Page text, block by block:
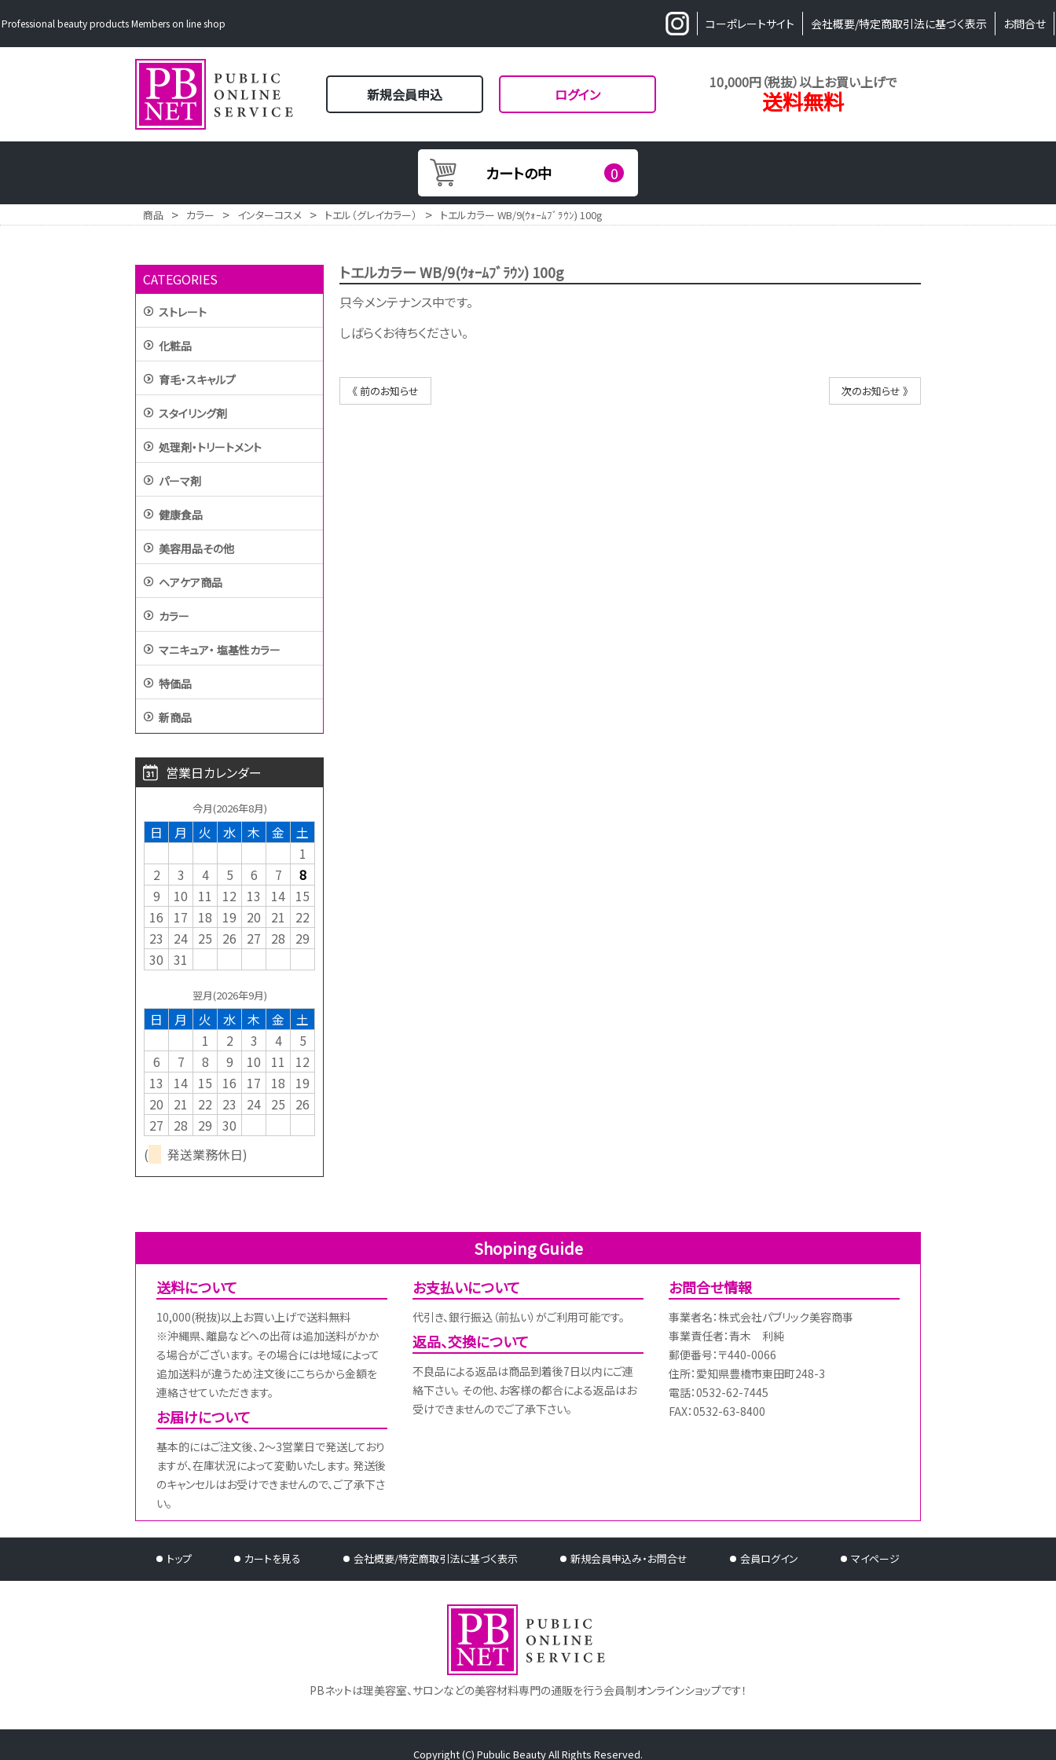
Professional beauty products Members on line shop コーポレートサイト 会社概要/特定商取引法に基づく表示 お問合せ
新規会員申込 ログイン
10,000円（税抜）以上お買い上げで
送料無料
カートの中 0
商品 > カラー > インターコスメ > トエル（グレイカラー） > トエルカラー WB/9(ｳｫｰﾑﾌﾞﾗｳﾝ) 100g
トエルカラー WB/9(ｳｫｰﾑﾌﾞﾗｳﾝ) 100g
只今メンテナンス中です。
しばらくお待ちください。
《 前のお知らせ 次のお知らせ 》
CATEGORIES
ストレート
化粧品
育毛・スキャルプ
スタイリング剤
処理剤・トリートメント
パーマ剤
健康食品
美容用品その他
ヘアケア商品
カラー
マニキュア・ 塩基性カラー
特価品
新商品
営業日カレンダー
今月(2026年8月)
日 月 火 水 木 金
土
1
2
3 4 5 6 7
8
9
10 11 12 13 14 15
16
17 18 19 20 21
22
23
24 25 26 27 28
29
30 31
翌月(2026年9月)
日 月 火 水 木 金
土
1
2 3 4
5
6
7 8 9 10 11
12
13
14 15 16 17 18
19
20
21 22 23 24 25
26
27
28 29 30
(
発送業務休日)
Shoping Guide
送料について
10,000(税抜)以上お買い上げで送料無料
※沖縄県、離島などへの出荷は追加送料がかか
る場合がございます。 その場合には地域によって
追加送料が違うため注文後にこちらから金額を
連絡させていただきます。
お届けについて
基本的にはご注文後、2～3営業日で発送しており
ますが、在庫状況によって変動いたします。 発送後
のキャンセルはお受けできませんので、ご了承下さ
い。
お支払いについて
代引き、銀行振込（前払い）がご利用可能です。
返品、交換について
不良品による返品は商品到着後7日以内にご連
絡下さい。 その他、お客様の都合による返品はお
受けできませんのでご了承下さい。
お問合せ情報
事業者名：株式会社パブリック美容商事
事業責任者：青木 利純
郵便番号：〒440-0066
住所：愛知県豊橋市東田町248-3
電話：0532-62-7445
FAX：0532-63-8400
トップ カートを見る 会社概要/特定商取引法に基づく表示 新規会員申込み・お問合せ 会員ログイン マイページ
PBネットは理美容室、サロンなどの美容材料専門の通販を行う会員制オンラインショップです！
Copyright (C) Pubulic Beauty All Rights Reserved.